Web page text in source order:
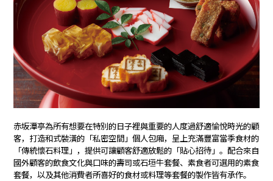
赤坂潭亭為所有想要在特別的日子裡與重要的人度過舒適愉悅時光的顧
客，打造和式裝潢的「私密空間」個人包廂，呈上充滿豐富當季食材的
「傳統懷石料理」，提供可讓顧客舒適放鬆的「貼心招待」。配合來自
國外顧客的飲食文化與口味的壽司或石垣牛套餐、素食者可選用的素食
套餐，以及其他消費者所喜好的食材或料理等套餐的製作皆有承作。